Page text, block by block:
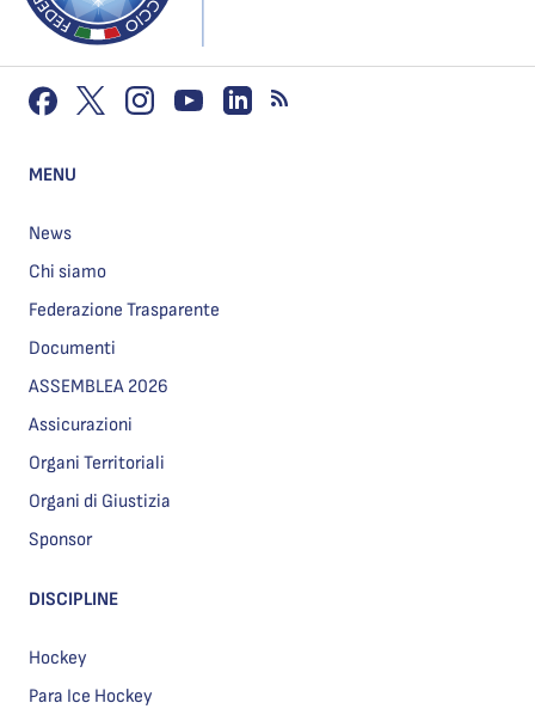
MENU
News
Chi siamo
Federazione Trasparente
Documenti
ASSEMBLEA 2026
Assicurazioni
Organi Territoriali
Organi di Giustizia
Sponsor
DISCIPLINE
Hockey
Para Ice Hockey